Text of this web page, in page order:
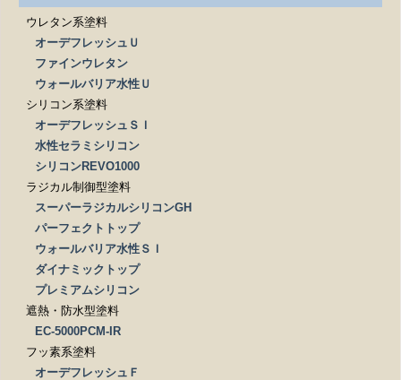
ウレタン系塗料
オーデフレッシュＵ
ファインウレタン
ウォールバリア水性Ｕ
シリコン系塗料
オーデフレッシュＳＩ
水性セラミシリコン
シリコンREVO1000
ラジカル制御型塗料
スーパーラジカルシリコンGH
パーフェクトトップ
ウォールバリア水性ＳＩ
ダイナミックトップ
プレミアムシリコン
遮熱・防水型塗料
EC-5000PCM-IR
フッ素系塗料
オーデフレッシュＦ